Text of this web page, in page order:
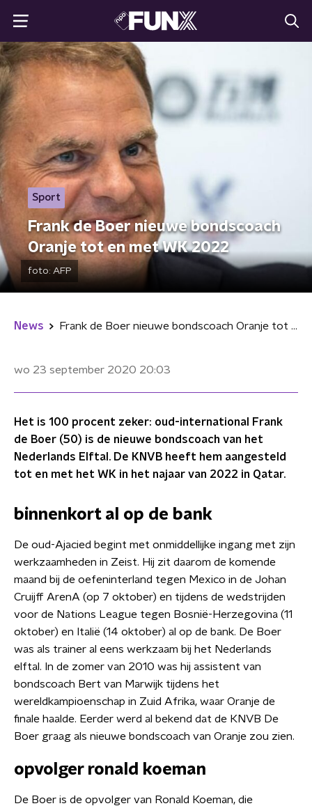
Sport
Frank de Boer nieuwe bondscoach
Oranje tot en met WK 2022
foto: AFP
News Frank de Boer nieuwe bondscoach Oranje tot en met WK 2022
wo 23 september 2020 20:03
Het is 100 procent zeker: oud-international Frank
de Boer (50) is de nieuwe bondscoach van het
Nederlands Elftal. De KNVB heeft hem aangesteld
tot en met het WK in het najaar van 2022 in Qatar.
binnenkort al op de bank
De oud-Ajacied begint met onmiddellijke ingang met zijn
werkzaamheden in Zeist. Hij zit daarom de komende
maand bij de oefeninterland tegen Mexico in de Johan
Cruijff ArenA (op 7 oktober) en tijdens de wedstrijden
voor de Nations League tegen Bosnië-Herzegovina (11
oktober) en Italië (14 oktober) al op de bank. De Boer
was als trainer al eens werkzaam bij het Nederlands
elftal. In de zomer van 2010 was hij assistent van
bondscoach Bert van Marwijk tijdens het
wereldkampioenschap in Zuid Afrika, waar Oranje de
finale haalde. Eerder werd al bekend dat de KNVB De
Boer graag als nieuwe bondscoach van Oranje zou zien.
opvolger ronald koeman
De Boer is de opvolger van Ronald Koeman, die